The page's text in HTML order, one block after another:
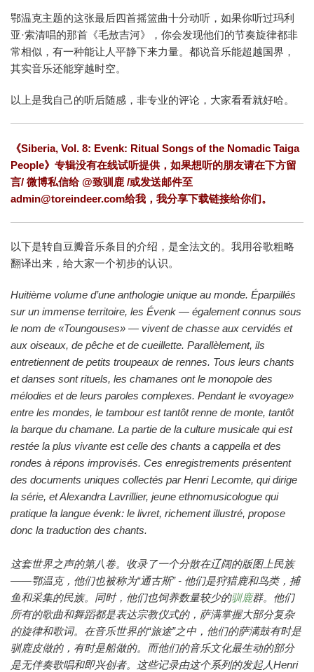
鄂温克主题的这张最后四首摇篮曲十分动听，如果你听过玛利
亚·索清唱的那首《毛敖吉河》，你会发现他们的节奏旋律都非
常相似，有一种能让人平静下来力量。都说音乐能超越国界，
其实音乐还能穿越时空。
以上是我自己的听后随感，非专业的评论，大家看看就好哈。
《Siberia, Vol. 8: Evenk: Ritual Songs of the Nomadic Taiga
People》专辑没有在线试听提供，如果想听的朋友请在下方留
言/ 微博私信给@致驯鹿 /或发送邮件至
admin@toreindeer.com给我，我分享下载链接给你们。
以下是转自豆瓣音乐条目的介绍，是全法文的。我用谷歌粗略
翻译出来，给大家一个初步的认识。
Huitième volume d’une anthologie unique au monde. Éparpillés
sur un immense territoire, les Évenk — également connus sous
le nom de «Toungouses» — vivent de chasse aux cervidés et
aux oiseaux, de pêche et de cueillette. Parallèlement, ils
entretiennent de petits troupeaux de rennes. Tous leurs chants
et danses sont rituels, les chamanes ont le monopole des
mélodies et de leurs paroles complexes. Pendant le «voyage»
entre les mondes, le tambour est tantôt renne de monte, tantôt
la barque du chamane. La partie de la culture musicale qui est
restée la plus vivante est celle des chants a cappella et des
rondes à répons improvisés. Ces enregistrements présentent
des documents uniques collectés par Henri Lecomte, qui dirige
la série, et Alexandra Lavrillier, jeune ethnomusicologue qui
pratique la langue évenk: le livret, richement illustré, propose
donc la traduction des chants.
这套世界之声的第八卷。收录了一个分散在辽阔的版图上民族
——鄂温克，他们也被称为“通古斯” - 他们是狩猎鹿和鸟类，捕
鱼和采集的民族。同时，他们也饲养数量较少的驯鹿群。他们
所有的歌曲和舞蹈都是表达宗教仪式的，萨满掌握大部分复杂
的旋律和歌词。在音乐世界的“旅途”之中，他们的萨满鼓有时是
驯鹿皮做的，有时是船做的。而他们的音乐文化最生动的部分
是无伴奏歌唱和即兴创者。这些记录由这个系列的发起人Henri